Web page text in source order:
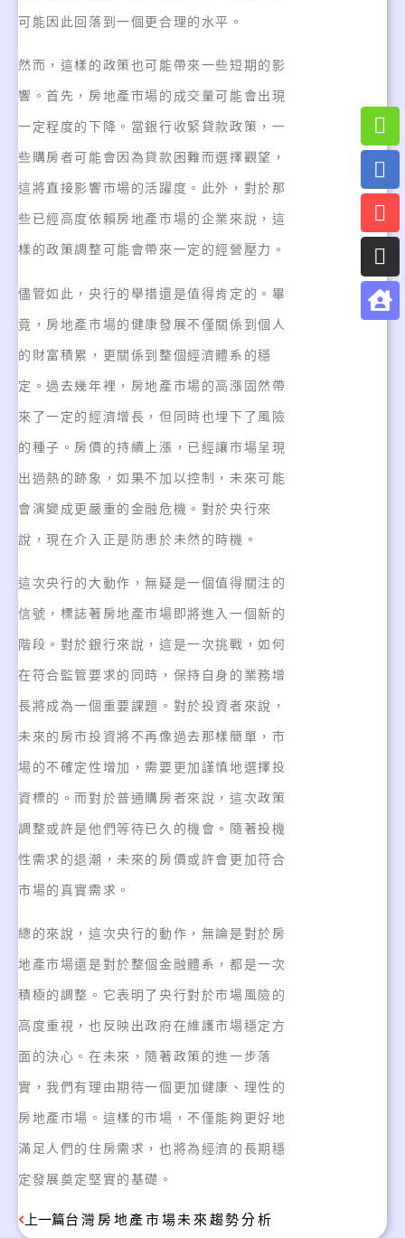
可能因此回落到一個更合理的水平。
然而，這樣的政策也可能帶來一些短期的影
響。首先，房地產市場的成交量可能會出現
一定程度的下降。當銀行收緊貸款政策，一
些購房者可能會因為貸款困難而選擇觀望，
這將直接影響市場的活躍度。此外，對於那
些已經高度依賴房地產市場的企業來說，這
樣的政策調整可能會帶來一定的經營壓力。
儘管如此，央行的舉措還是值得肯定的。畢
竟，房地產市場的健康發展不僅關係到個人
的財富積累，更關係到整個經濟體系的穩
定。過去幾年裡，房地產市場的高漲固然帶
來了一定的經濟增長，但同時也埋下了風險
的種子。房價的持續上漲，已經讓市場呈現
出過熱的跡象，如果不加以控制，未來可能
會演變成更嚴重的金融危機。對於央行來
說，現在介入正是防患於未然的時機。
這次央行的大動作，無疑是一個值得關注的
信號，標誌著房地產市場即將進入一個新的
階段。對於銀行來說，這是一次挑戰，如何
在符合監管要求的同時，保持自身的業務增
長將成為一個重要課題。對於投資者來說，
未來的房市投資將不再像過去那樣簡單，市
場的不確定性增加，需要更加謹慎地選擇投
資標的。而對於普通購房者來說，這次政策
調整或許是他們等待已久的機會。隨著投機
性需求的退潮，未來的房價或許會更加符合
市場的真實需求。
總的來說，這次央行的動作，無論是對於房
地產市場還是對於整個金融體系，都是一次
積極的調整。它表明了央行對於市場風險的
高度重視，也反映出政府在維護市場穩定方
面的決心。在未來，隨著政策的進一步落
實，我們有理由期待一個更加健康、理性的
房地產市場。這樣的市場，不僅能夠更好地
滿足人們的住房需求，也將為經濟的長期穩
定發展奠定堅實的基礎。
上一篇台灣房地產市場未來趨勢分析